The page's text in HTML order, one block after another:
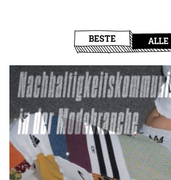
BESTE ALLE